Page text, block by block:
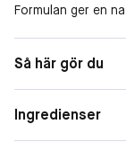
Formulan ger en
Dermatologiskt
exklusiva Anti-
• Färgad fluid med
• Jämnar ut
Så här gör du
Ingredienser